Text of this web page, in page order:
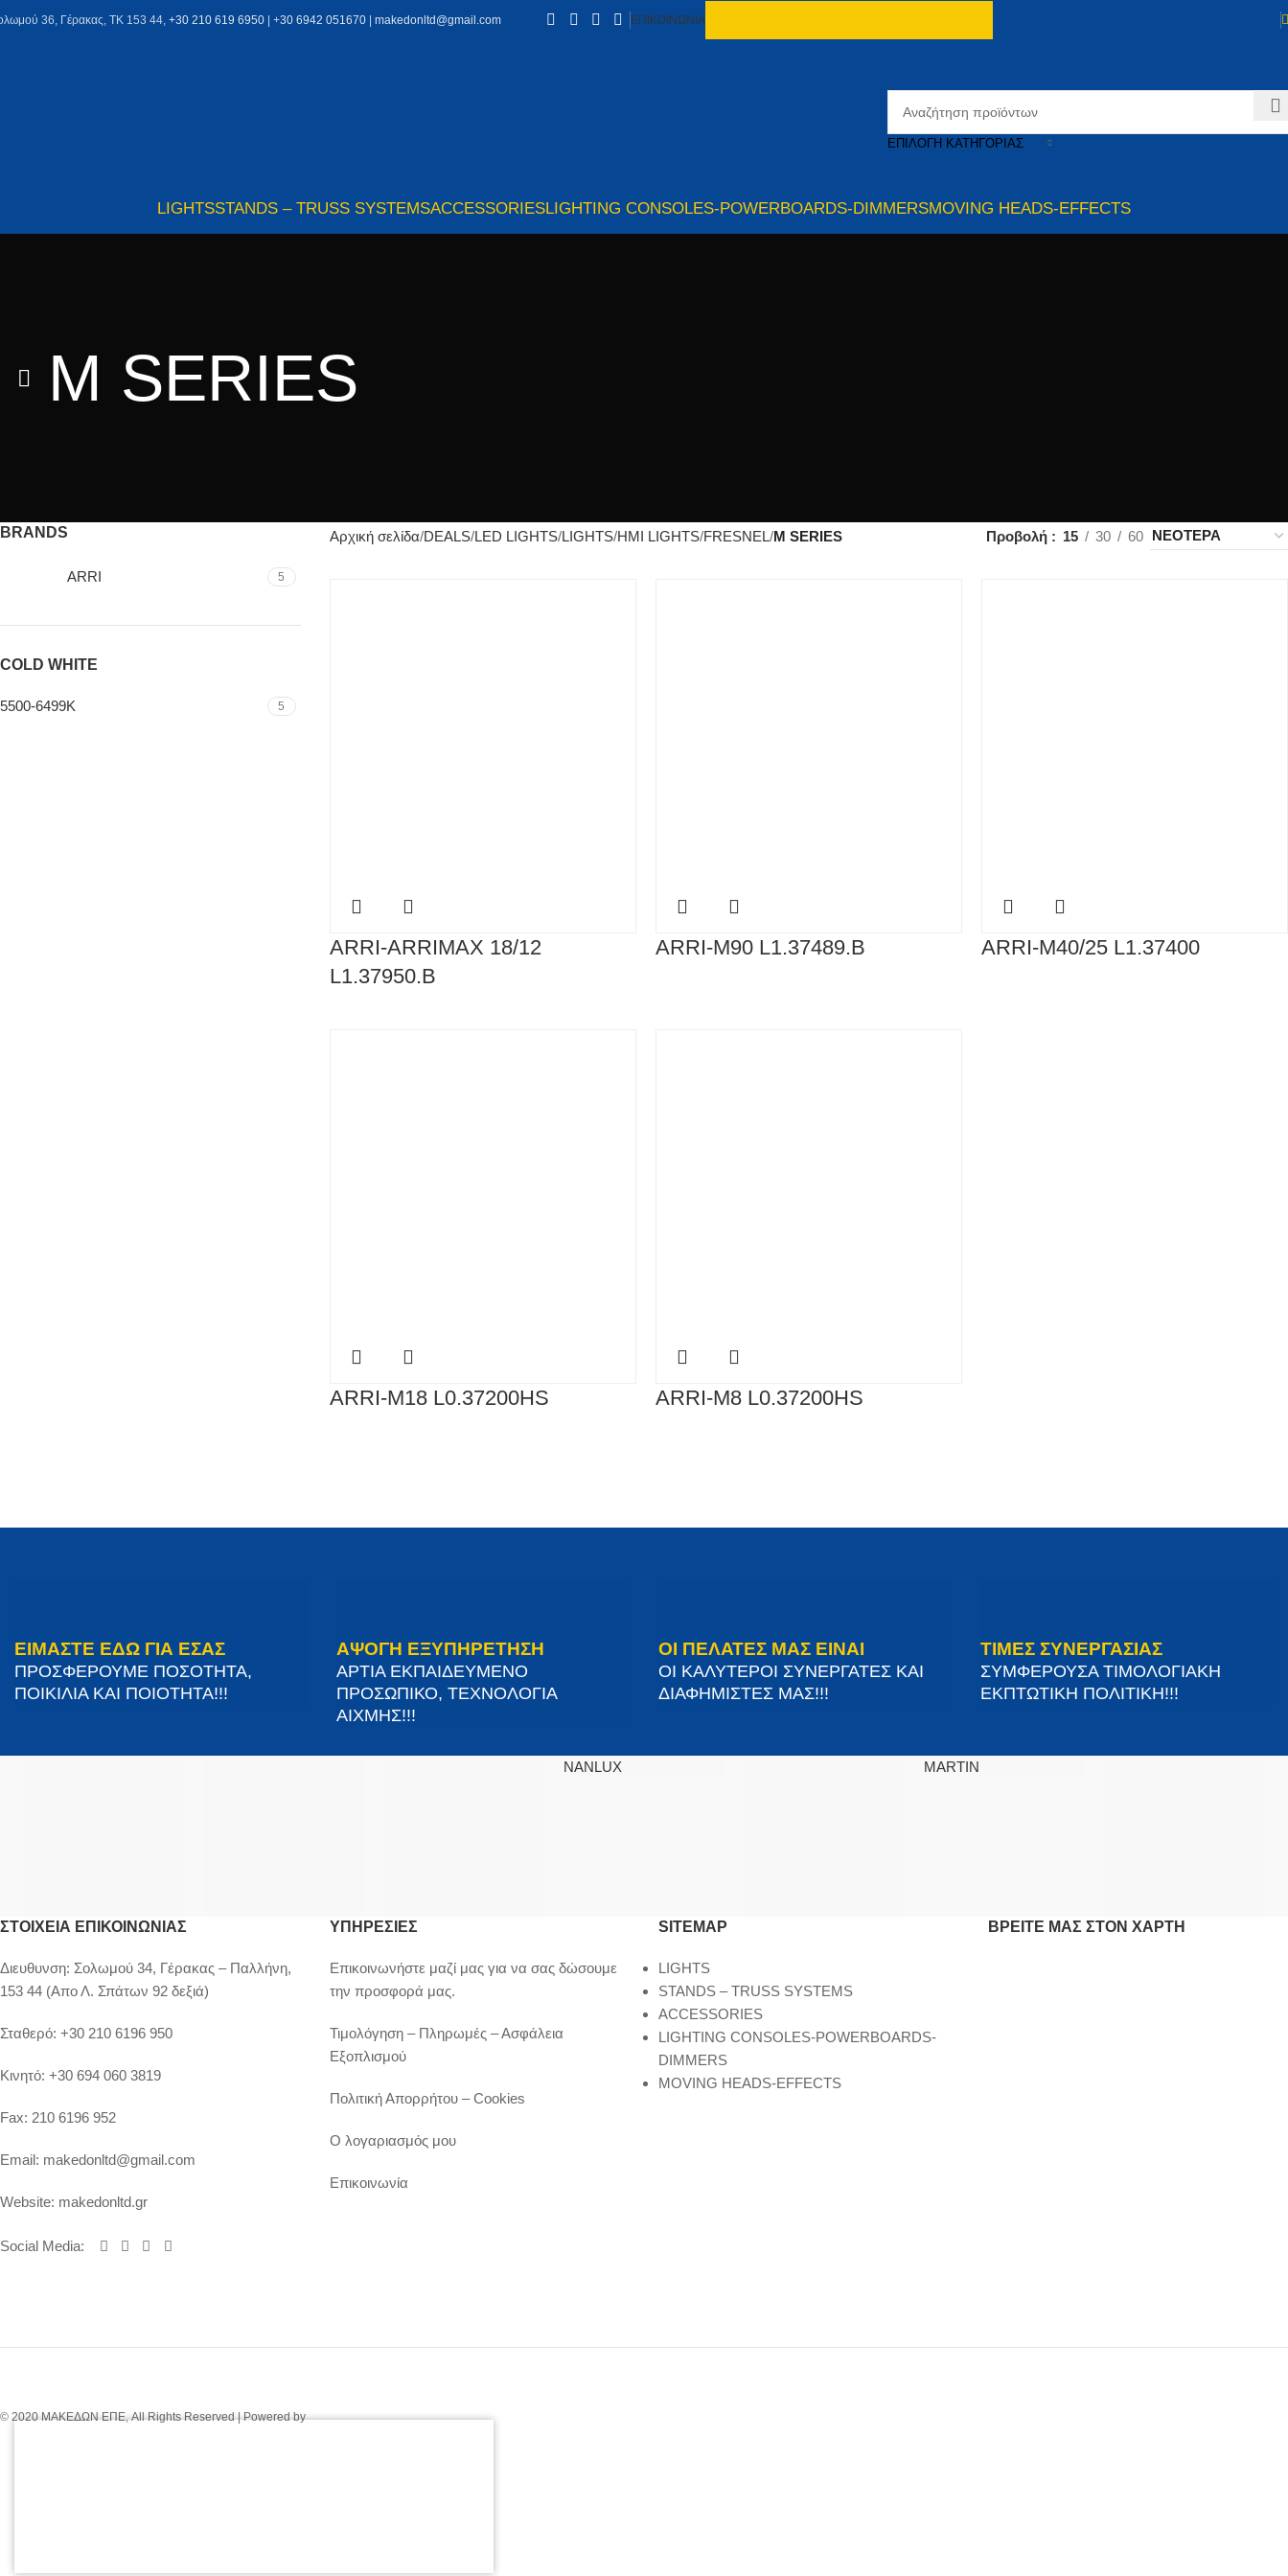
36, Γέρακας, ΤΚ 153 44, +30 210 619 6950 | +30 6942 051670 makedonltd@gmail.com ΕΠΙΚΟΙΝΩΝΙΑ
ΕΠΙΛΟΓΉ ΚΑΤΗΓΟΡΊΑΣ
LIGHTSSTANDS – TRUSS SYSTEMSACCESSORIESLIGHTING CONSOLES-POWERBOARDS-DIMMERSMOVING HEADS-EFFECTS
M SERIES
BRANDS
ARRI 5
COLD WHITE
5500-6499K 5
Αρχική σελίδα DEALS LED LIGHTS LIGHTS HMI LIGHTS FRESNEL M SERIES Προβολή 15 30 60
ARRI-ARRIMAX 18/12
L1.37950.B
ARRI-M90 L1.37489.B ARRI-M40/25 L1.37400
ARRI-M18 L0.37200HS ARRI-M8 L0.37200HS
ΕΙΜΑΣΤΕ ΕΔΩ ΓΙΑ ΕΣΑΣ
ΠΡΟΣΦΕΡΟΥΜΕ ΠΟΣΟΤΗΤΑ,
ΠΟΙΚΙΛΙΑ ΚΑΙ ΠΟΙΟΤΗΤΑ!!!
ΑΨΟΓΗ ΕΞΥΠΗΡΕΤΗΣΗ
ΑΡΤΙΑ ΕΚΠΑΙΔΕΥΜΕΝΟ
ΠΡΟΣΩΠΙΚΟ, ΤΕΧΝΟΛΟΓΙΑ
ΑΙΧΜΗΣ!!!
ΟΙ ΠΕΛΑΤΕΣ ΜΑΣ ΕΙΝΑΙ
ΟΙ ΚΑΛΥΤΕΡΟΙ ΣΥΝΕΡΓΑΤΕΣ ΚΑΙ
ΔΙΑΦΗΜΙΣΤΕΣ ΜΑΣ!!!
ΤΙΜΕΣ ΣΥΝΕΡΓΑΣΙΑΣ
ΣΥΜΦΕΡΟΥΣΑ ΤΙΜΟΛΟΓΙΑΚΗ
ΕΚΠΤΩΤΙΚΗ ΠΟΛΙΤΙΚΗ!!!
NANLUX MARTIN
ΣΤΟΙΧΕΊΑ ΕΠΙΚΟΙΝΩΝΊΑΣ
Διευθυνση: Σολωμού 34, Γέρακας – Παλλήνη,
153 44 (Απο Λ. Σπάτων 92 δεξιά)
Σταθερό: +30 210 6196 950
Κινητό: +30 694 060 3819
Fax: 210 6196 952
Email: makedonltd@gmail.com
Website: makedonltd.gr
Social Media:
ΥΠΗΡΕΣΙΕΣ
Επικοινωνήστε μαζί μας για να σας δώσουμε
την προσφορά μας.
Τιμολόγηση – Πληρωμές – Ασφάλεια
Εξοπλισμού
Πολιτική Απορρήτου – Cookies
Ο λογαριασμός μου
Επικοινωνία
SITEMAP
LIGHTS
STANDS – TRUSS SYSTEMS
ACCESSORIES
LIGHTING CONSOLES-POWERBOARDS-
DIMMERS
MOVING HEADS-EFFECTS
ΒΡΕΊΤΕ ΜΑΣ ΣΤΟΝ ΧΆΡΤΗ
© 2020 ΜΑΚΕΔΩΝ ΕΠΕ, All Rights Reserved | Powered by